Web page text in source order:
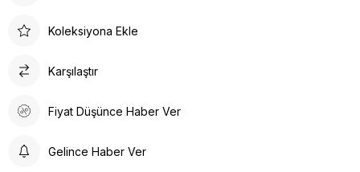
Koleksiyona Ekle
Karşılaştır
Fiyat Düşünce Haber Ver
Gelince Haber Ver